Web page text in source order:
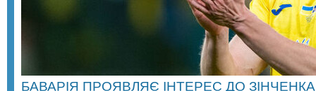
БАВАРІЯ ПРОЯВЛЯЄ ІНТЕРЕС ДО ЗІНЧЕНКА